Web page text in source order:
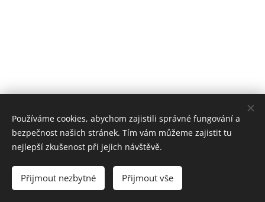
Vytvořeno službou Webnode Cookies
Používáme cookies, abychom zajistili správné fungování a
bezpečnost našich stránek. Tím vám můžeme zajistit tu
nejlepší zkušenost při jejich návštěvě.
Přijmout nezbytné Přijmout vše